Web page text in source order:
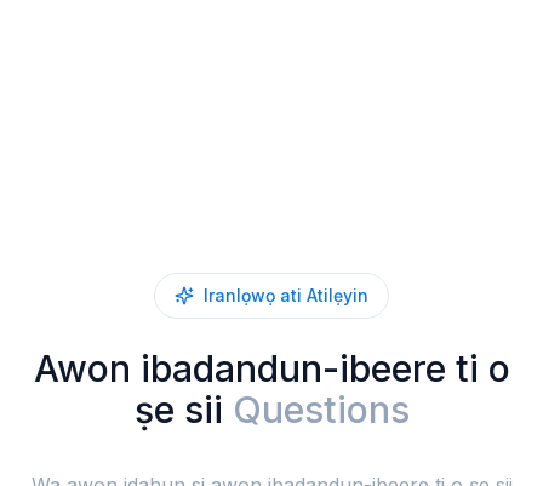
Iranlọwọ ati Atilẹyin
Awon ibadandun-ibeere ti o
ṣe sii Questions